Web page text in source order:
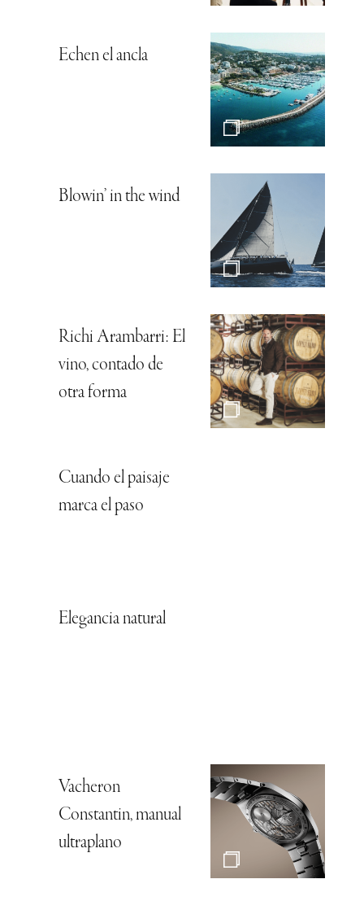
Echen el ancla
Blowin’ in the wind
Richi Arambarri: El
vino, contado de
otra forma
Cuando el paisaje
marca el paso
Elegancia natural
Vacheron
Constantin, manual
ultraplano